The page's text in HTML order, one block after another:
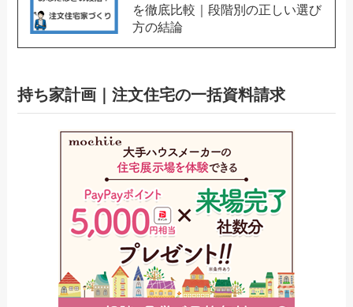
を徹底比較｜段階別の正しい選び
方の結論
持ち家計画｜注文住宅の一括資料請求